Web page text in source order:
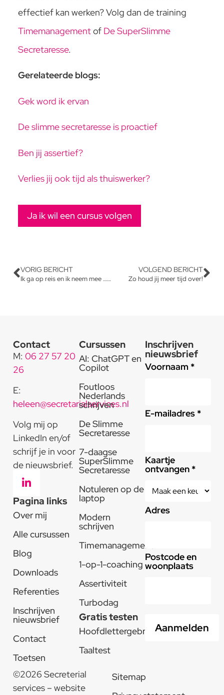
effectief kan werken? Volg dan de training
Timemanagementof De SuperSlimme
Secretaresse.
Gerelateerde blogs:
Gek word ik ervan
De slimme secretaresse is proactief
Ben jij assertief?
Verlies jij ook tijd als thuiswerker?
Ja ik wil een cursus volgen
VORIG BERICHT
Ik ga op reis en ik neem mee ……..
VOLGEND BERICHT
Zo houd jij meer tijd over!
Contact
M: 06 27 57 20
26
E:
heleen@secretarialservices.nl
Volg mij op
LinkedIn en/of
schrijf je in voor
de nieuwsbrief.
Pagina links
Over mij
Alle cursussen
Blog
Downloads
Referenties
Inschrijven
nieuwsbrief
Contact
Toetsen
Cursussen
AI: ChatGPT en
Copilot
Foutloos
Nederlands
schrijven
De Slimme
Secretaresse
7-daagse
SuperSlimme
Secretaresse
Notuleren op de
laptop
Modern
schrijven
Timemanagement
1-op-1-coaching
Assertiviteit
Turbodag
Gratis testen
Hoofdlettergebruik
Taaltest
Inschrijven
nieuwsbrief
Voornaam *
E-mailadres *
Kaartje
ontvangen *
Adres
Postcode en
woonplaats
©2026 Secreterial
services – website
Sitemap